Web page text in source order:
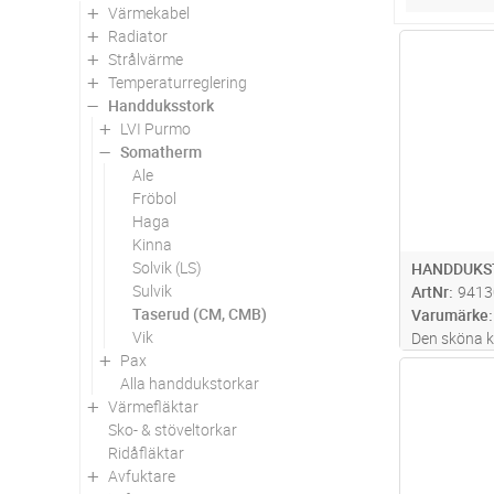
Värmekabel
Radiator
Strålvärme
Temperaturreglering
Handduksstork
LVI Purmo
Somatherm
Ale
Fröbol
Haga
Kinna
Solvik (LS)
Sulvik
Taserud (CM, CMB)
Vik
Pax
Alla handdukstorkar
Värmefläktar
Sko- & stöveltorkar
Ridåfläktar
Avfuktare
ArtNr
Varumärke
Den sköna
handdukar
egentligen
upplevas.